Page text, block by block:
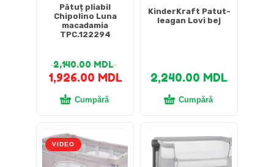
Pătuț pliabil
Chipolino Luna
macadamia
TPC.122294
2,140.00MDL
1,926.00 MDL
Cumpără
KinderKraft Patut-
leagan Lovi bej
2,240.00 MDL
Cumpără
VIDEO